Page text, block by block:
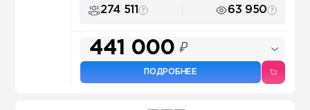
274 511 63 950
441 000 ₽
ПОДРОБНЕЕ